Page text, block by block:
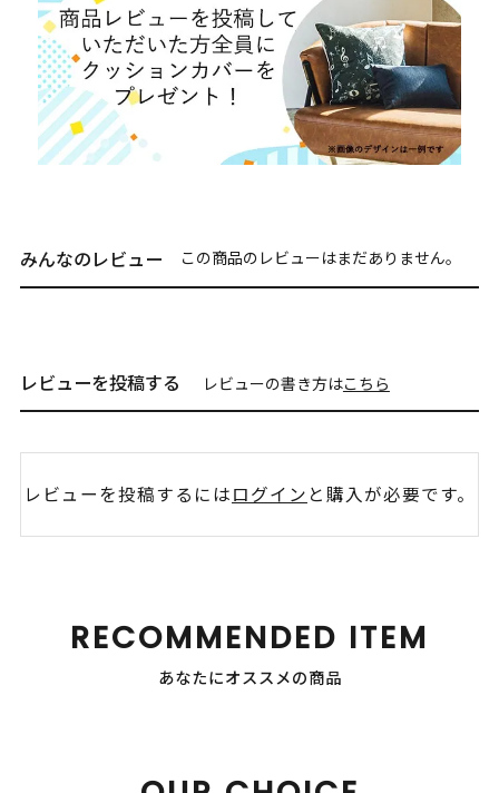
みんなのレビュー この商品のレビューはまだありません。
レビューを投稿する レビューの書き方はこちら
レビューを投稿するにはログイン と購入が必要です。
RECOMMENDED ITEM
あなたにオススメの商品